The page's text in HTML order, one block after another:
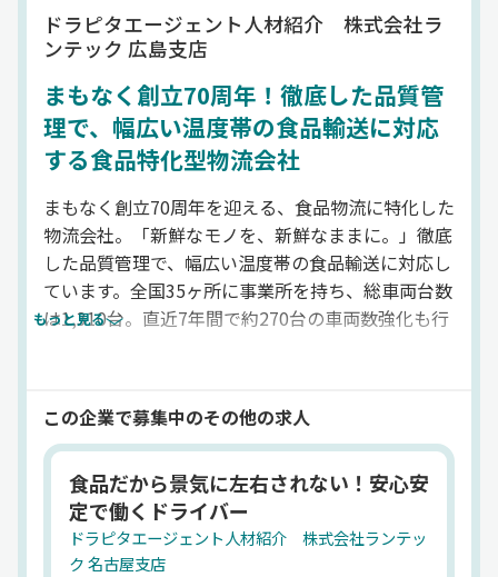
ドラピタエージェント人材紹介 株式会社ラ
ンテック 広島支店
まもなく創立70周年！徹底した品質管
理で、幅広い温度帯の食品輸送に対応
する食品特化型物流会社
まもなく創立70周年を迎える、食品物流に特化した
物流会社。「新鮮なモノを、新鮮なままに。」徹底
した品質管理で、幅広い温度帯の食品輸送に対応し
ています。全国35ヶ所に事業所を持ち、総車両台数
は1,310台。直近7年間で約270台の車両数強化も行
も皆様の「食」を支えていきます。これからの当社
を担う中型トラックドライバー（4t 冷凍・冷蔵
車）の転職・求人情報を掲載しています。
法人名
ドラピタエージェント人材紹介 株式会社ランテッ
もっと見る
この企業で募集中のその他の求人
食品だから景気に左右されない！安心安
定で働くドライバー
ドラピタエージェント人材紹介 株式会社ランテッ
ク 名古屋支店